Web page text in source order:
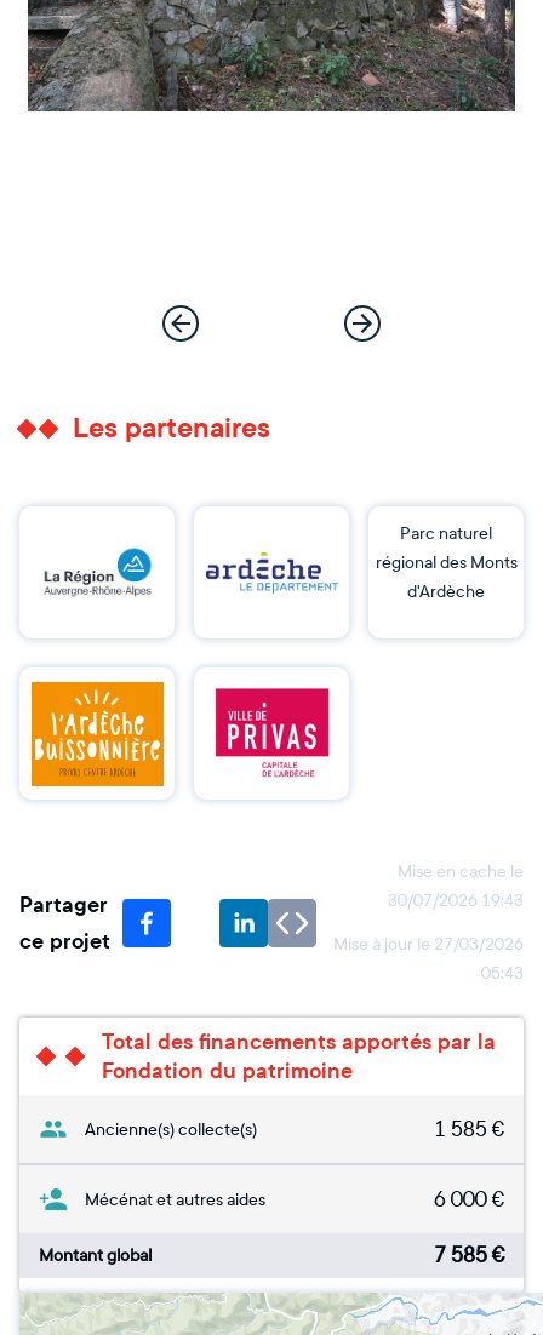
Les partenaires
Parc naturel
régional des Monts
d'Ardèche
Partager
ce projet
Mise en cache le
30/07/2026 19:43
Mise à jour le 27/03/2026
05:43
Total des financements apportés par la
Fondation du patrimoine
Ancienne(s) collecte(s) 1 585 €
Mécénat et autres aides 6 000€
Montant global 7 585€